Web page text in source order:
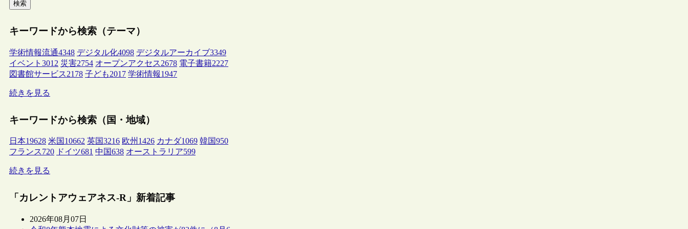
検索
キーワードから検索（テーマ）
学術情報流通4348 デジタル化4098 デジタルアーカイブ3349
イベント 3012 災害2754 オープンアクセス2678 電子書籍2227
図書館サービス2178 子ども2017 学術情報1947
続きを見る
キーワードから検索（国・地域）
日本19628 米国 10662 英国3216 欧州 1426 カナダ1069 韓国950
フランス720 ドイツ681 中国638 オーストラリア599
続きを見る
「カレントアウェアネス-R」新着記事
2026年08月07日